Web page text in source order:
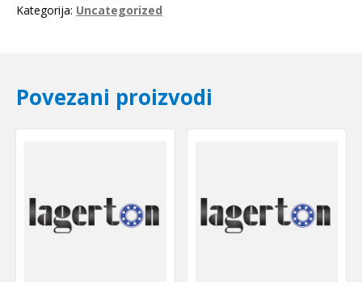
CD/P4ADGA,
količina
Kategorija: Uncategorized
Povezani proizvodi